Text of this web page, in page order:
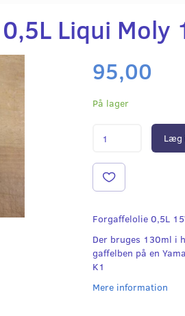
Liqui Moly
95,00
På lager
Læg
Forgaffelolie 0,5L
Der bruges 130ml i
gaffelben på en
K1
Mere information